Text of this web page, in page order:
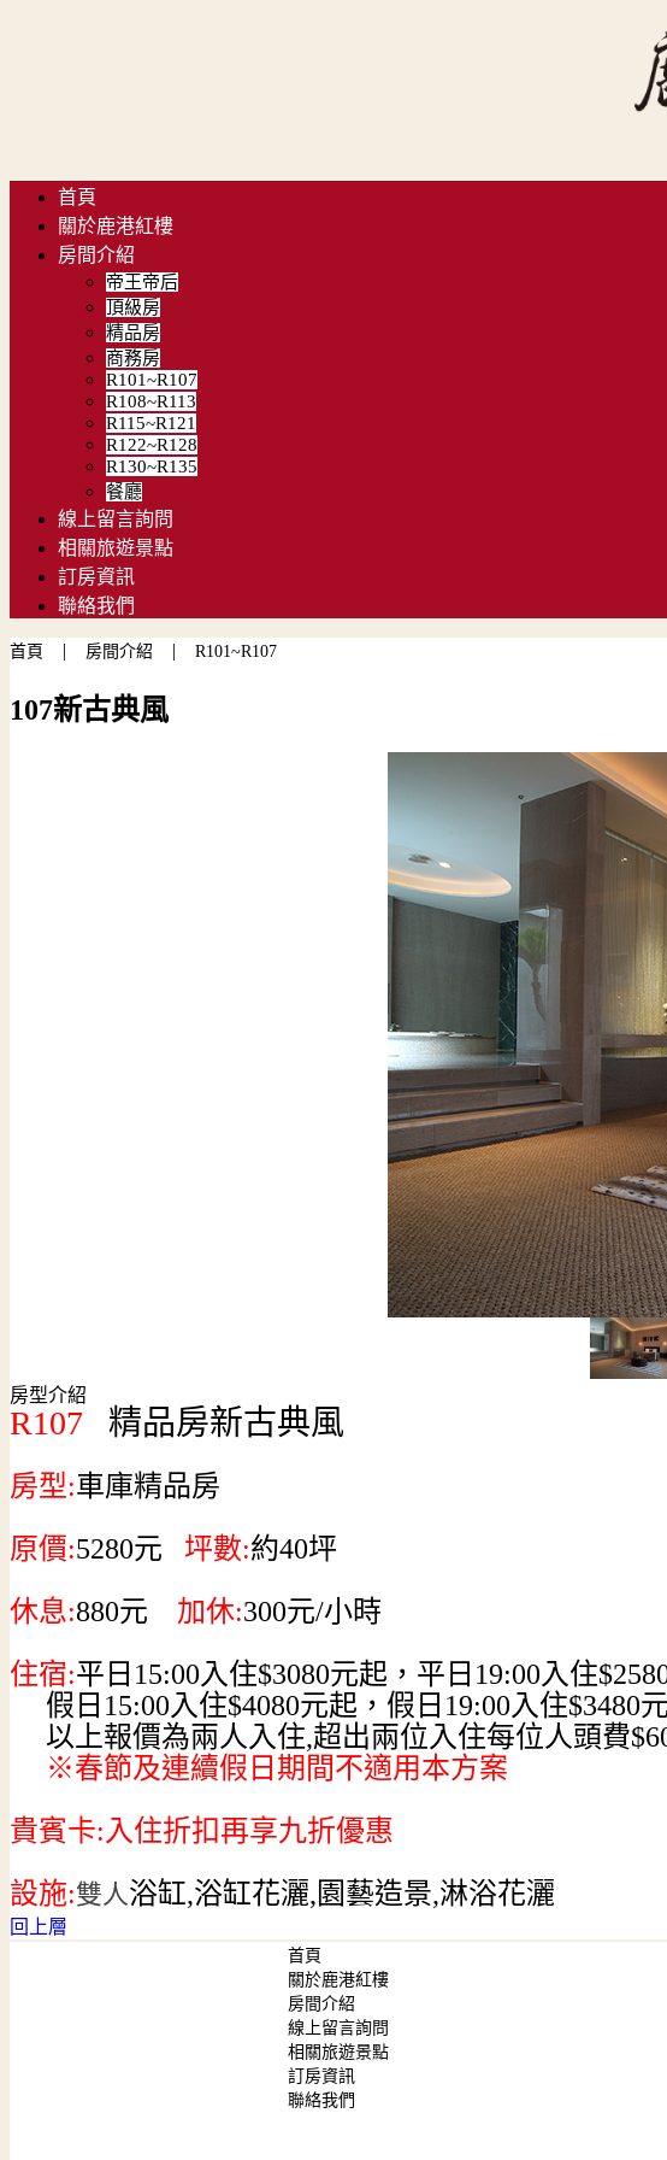
首頁
關於鹿港紅樓
房間介紹
帝王帝后
頂級房
精品房
商務房
R101~R107
R108~R113
R115~R121
R122~R128
R130~R135
餐廳
線上留言詢問
相關旅遊景點
訂房資訊
聯絡我們
首頁 | 房間介紹 | R101~R107
107新古典風
房型介紹
R107 精品房新古典風
房型:車庫精品房
原價:5280元 坪數:約40坪
休息:880元 加休:300元/小時
住宿:平日15:00入住$3080元起，平日19:00入住
假日15:00入住$4080元起，假日19:00入住$3480
以上報價為兩人入住,超出兩位入住每位人頭費
※春節及連續假日期間不適用本方案
貴賓卡:入住折扣再享九折優惠
設施:雙人浴缸,浴缸花灑,園藝造景,淋浴花灑
回上層
首頁
關於鹿港紅樓
房間介紹
線上留言詢問
相關旅遊景點
訂房資訊
聯絡我們